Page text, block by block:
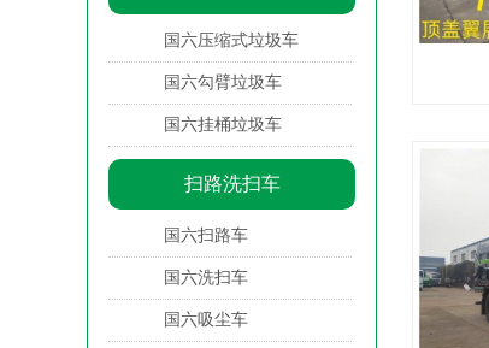
国六压缩式垃圾车
国六勾臂垃圾车
国六挂桶垃圾车
扫路洗扫车
国六扫路车
国六洗扫车
国六吸尘车